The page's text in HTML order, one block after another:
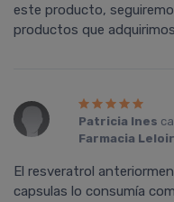
este producto,
productos que
Patricia Ines
Farmacia Leloir
El resveratrol
capsulas lo consumí­a